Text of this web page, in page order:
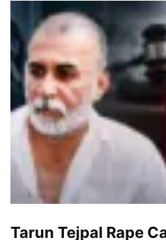
Tarun Tejpal Rape